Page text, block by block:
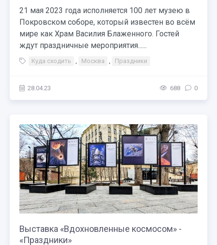
21 мая 2023 года исполняется 100 лет музею в
Покровском соборе, который известен во всём
мире как Храм Василия Блаженного. Гостей
ждут праздничные мероприятия......
Куда сходить , Москва , Праздники
28.04.23 688 0
Выставка «Вдохновленные космосом» -
«Праздники»